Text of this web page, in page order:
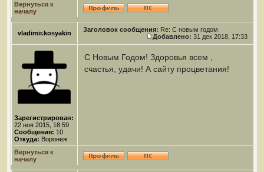
Вернуться к
началу
vladimir.kosyakin Заголовок сообщения: Re: С новым годом
Добавлено: 31 дек 2018, 17:33
Зарегистрирован:
22 ноя 2015, 18:59
Сообщения: 10
Откуда: Воронеж
С Новым Годом! Здоровья всем ,
счастья, удачи! А сайту процветания!
Вернуться к
началу